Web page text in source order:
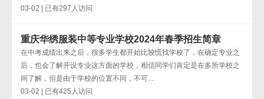
03-02 | 已有297人访问
重庆华绣服装中等专业学校2024年春季招生简章
在中考成绩出来之后，很多学生都开始比较慌找学校了，在确定专业之
后，也会了解开设专业这方面的学校，相信同学们肯定是在多所学校之
间了解，但是由于学校的位置不同，不可...
03-02 | 已有425人访问